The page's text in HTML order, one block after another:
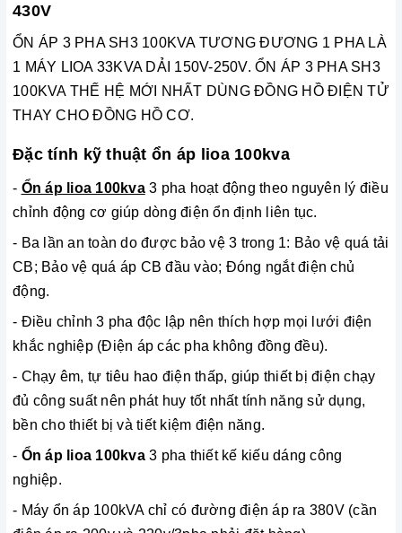
430V
ỔN ÁP 3 PHA SH3 100KVA TƯƠNG ĐƯƠNG 1 PHA LÀ
1 MÁY LIOA 33KVA DẢI 150V-250V. ỔN ÁP 3 PHA SH3
100KVA THẾ HỆ MỚI NHẤT DÙNG ĐỒNG HỒ ĐIỆN TỬ
THAY CHO ĐỒNG HỒ CƠ.
Đặc tính kỹ thuật ổn áp lioa 100kva
- Ổn áp lioa 100kva3 pha hoạt động theo nguyên lý điều
chỉnh động cơ giúp dòng điện ổn định liên tục.
- Ba lần an toàn do được bảo vệ 3 trong 1: Bảo vệ quá tải
CB; Bảo vệ quá áp CB đầu vào; Đóng ngắt điện chủ
động.
- Điều chỉnh 3 pha độc lập nên thích hợp mọi lưới điện
khắc nghiệp (Điện áp các pha không đồng đều).
- Chạy êm, tự tiêu hao điện thấp, giúp thiết bị điện chạy
đủ công suất nên phát huy tốt nhất tính năng sử dụng,
bền cho thiết bị và tiết kiệm điện năng.
- Ổn áp lioa 100kva3 pha thiết kế kiếu dáng công
nghiệp.
- Máy ổn áp 100kVA chỉ có đường điện áp ra 380V (cần